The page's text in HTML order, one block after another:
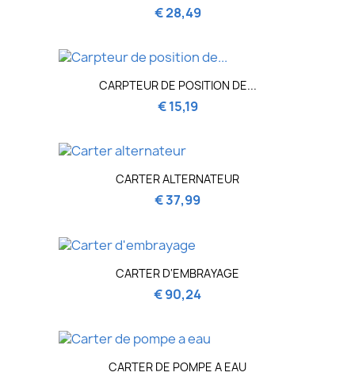
€ 28,49
CARPTEUR DE POSITION DE...
€ 15,19
CARTER ALTERNATEUR
€ 37,99
CARTER D'EMBRAYAGE
€ 90,24
CARTER DE POMPE A EAU